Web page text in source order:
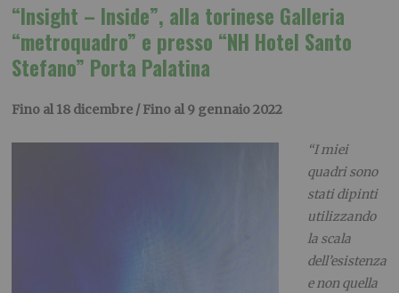
“Insight – Inside”, alla torinese Galleria
“metroquadro” e presso “NH Hotel Santo
Stefano” Porta Palatina
Fino al 18 dicembre / Fino al 9 gennaio 2022
“I miei
quadri sono
stati dipinti
utilizzando
la scala
dell’esistenza
e non quella